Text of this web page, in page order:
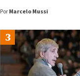
Por Marcelo Mussi